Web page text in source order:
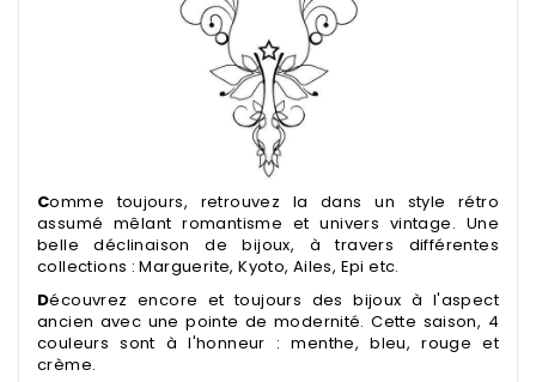
Comme toujours, retrouvez la dans un style rétro
assumé mêlant romantisme etunivers vintage. Une
belle déclinaison de bijoux, à travers différentes
collections : Marguerite, Kyoto, Ailes, Epi etc.
Découvrez encore et toujours des bijoux à l'aspect
ancien avec une pointe de modernité. Cette saison, 4
couleurs sont à l'honneur : menthe, bleu, rouge et
crème.